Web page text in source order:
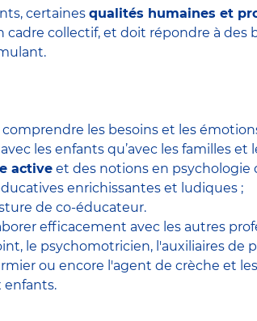
certaines qualités humaines et
cadre collectif, et doit répondre à des
comprendre les besoins et les
les enfants qu’avec les familles et
active et des notions en
enrichissantes et ludiques ;
de co-éducateur.
efficacement avec les autres
, le psychomotricien, l'auxiliaires de
ou encore l'agent de crèche et